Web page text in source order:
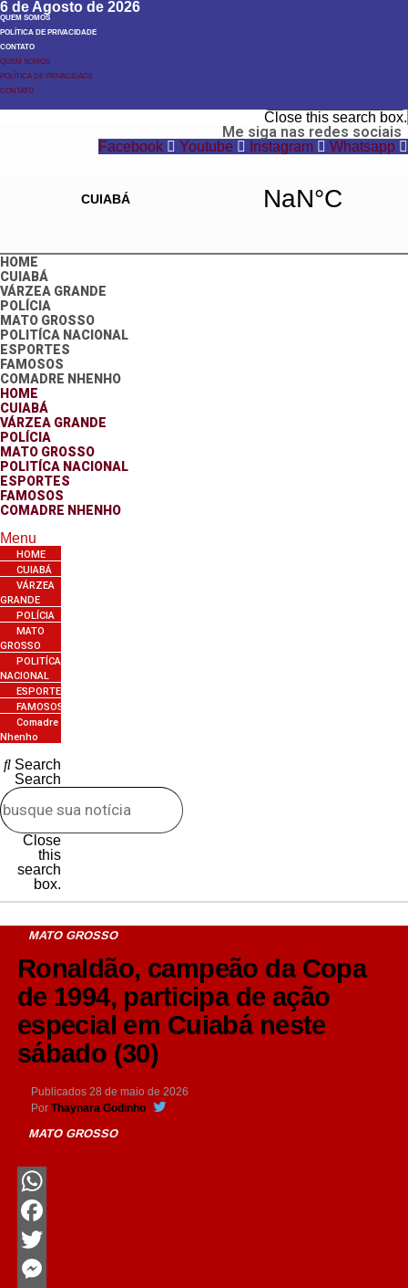
6 de Agosto de 2026
QUEM SOMOS
POLÍTICA DE PRIVACIDADE
CONTATO
QUEM SOMOS
POLÍTICA DE PRIVACIDADE
CONTATO
Close this search box.
Me siga nas redes sociais
Facebook Youtube Instagram Whatsapp
HOME
CUIABÁ
VÁRZEA GRANDE
POLÍCIA
MATO GROSSO
POLITÍCA NACIONAL
ESPORTES
FAMOSOS
COMADRE NHENHO
HOME
CUIABÁ
VÁRZEA GRANDE
POLÍCIA
MATO GROSSO
POLITÍCA NACIONAL
ESPORTES
FAMOSOS
COMADRE NHENHO
Menu
HOME
CUIABÁ
VÁRZEA
GRANDE
POLÍCIA
MATO
GROSSO
POLITÍCA
NACIONAL
ESPORTES
FAMOSOS
Comadre
Nhenho
Search
Search
Close
this
search
box.
MATO GROSSO
Ronaldão, campeão da Copa
de 1994, participa de ação
especial em Cuiabá neste
sábado (30)
Publicados 28 de maio de 2026
Por Thaynara Godinho
MATO GROSSO
WhatsApp
Facebook
Twitter